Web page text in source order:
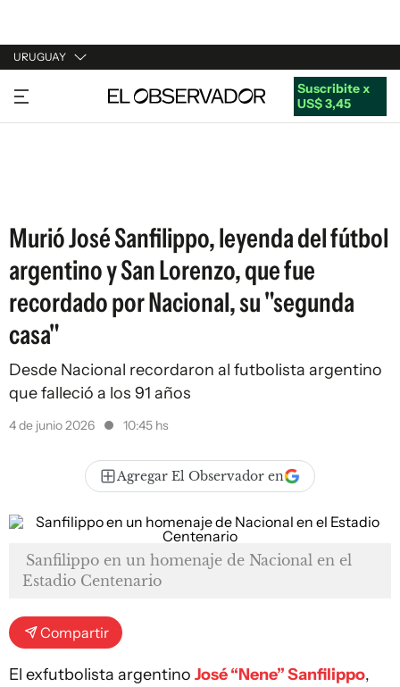
URUGUAY
URUGUAY
ARGENTINA
Suscribite x
US$ 3,45
Murió José Sanfilippo, leyenda del fútbol
argentino y San Lorenzo, que fue
recordado por Nacional, su "segunda
casa"
Desde Nacional recordaron al futbolista argentino
que falleció a los 91 años
4 de junio 2026 10:45 hs
Agregar El Observador en
Sanfilippo en un homenaje de Nacional en el
Estadio Centenario
Compartir
El exfutbolista argentino José “Nene” Sanfilippo,